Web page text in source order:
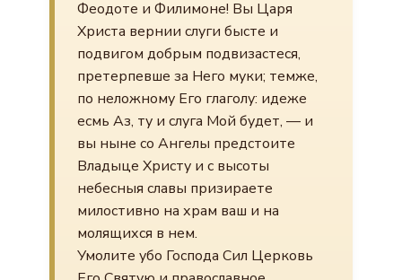
Феодоте и Филимоне! Вы Царя
Христа вернии слуги бысте и
подвигом добрым подвизастеся,
претерпевше за Него муки; темже,
по неложному Его глаголу: идеже
есмь Аз, ту и слуга Мой будет, — и
вы ныне со Ангелы предстоите
Владыце Христу и с высоты
небесныя славы призираете
милостивно на храм ваш и на
молящихся в нем.
Умолите убо Господа Сил Церковь